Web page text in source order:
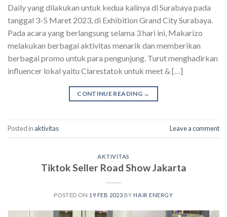
Daily yang dilakukan untuk kedua kalinya di Surabaya pada
tanggal 3-5 Maret 2023, di Exhibition Grand City Surabaya.
Pada acara yang berlangsung selama 3 hari ini, Makarizo
melakukan berbagai aktivitas menarik dan memberikan
berbagai promo untuk para pengunjung. Turut menghadirkan
influencer lokal yaitu Clarestatok untuk meet & […]
CONTINUE READING →
Posted in aktivitas Leave a comment
AKTIVITAS
Tiktok Seller Road Show Jakarta
POSTED ON 19 FEB 2023 BY HAIR ENERGY